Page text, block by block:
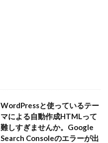
WordPressと使っているテー
マによる自動作成HTMLって
難しすぎませんか。Google
Search Consoleのエラーが出